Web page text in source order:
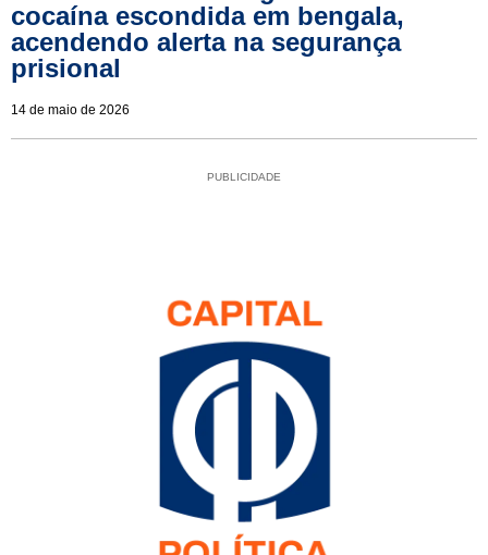
cocaína escondida em bengala,
acendendo alerta na segurança
prisional
14 de maio de 2026
PUBLICIDADE